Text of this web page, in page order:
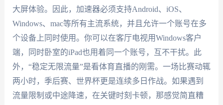
大屏体验。因此，加速器必须支持Android、iOS、
Windows、mac等所有主流系统，并且允许一个账号在多
个设备上同时使用。你可以在客厅电视用Windows客户
端，同时卧室的iPad也用着同一个账号，互不干扰。此
外，“稳定无限流量”是看体育直播的刚需。一场比赛动辄
两小时，季后赛、世界杯更是连续多日作战。如果遇到
流量限制或中途降速，在关键时刻卡顿，那感觉简直糟